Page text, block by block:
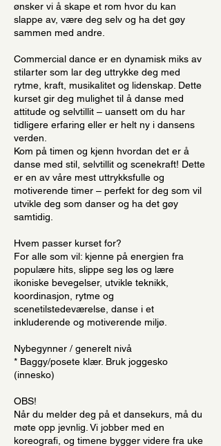
ønsker vi å skape et rom hvor du kan
slappe av, være deg selv og ha det gøy
sammen med andre.
Commercial dance er en dynamisk miks av
stilarter som lar deg uttrykke deg med
rytme, kraft, musikalitet og lidenskap. Dette
kurset gir deg mulighet til å danse med
attitude og selvtillit – uansett om du har
tidligere erfaring eller er helt ny i dansens
verden.
Kom på timen og kjenn hvordan det er å
danse med stil, selvtillit og scenekraft! Dette
er en av våre mest uttrykksfulle og
motiverende timer – perfekt for deg som vil
utvikle deg som danser og ha det gøy
samtidig.
Hvem passer kurset for?
For alle som vil: kjenne på energien fra
populære hits, slippe seg løs og lære
ikoniske bevegelser, utvikle teknikk,
koordinasjon, rytme og
scenetilstedeværelse, danse i et
inkluderende og motiverende miljø.
Nybegynner / generelt nivå
* Baggy/posete klær. Bruk joggesko
(innesko)
OBS!
Når du melder deg på et dansekurs, må du
møte opp jevnlig. Vi jobber med en
koreografi, og timene bygger videre fra uke